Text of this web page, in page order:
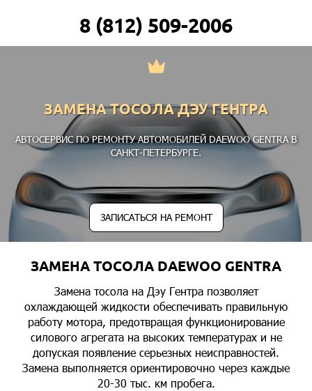
8 (812) 509-2006
ЗАМЕНА ТОСОЛА ДЭУ ГЕНТРА
АВТОСЕРВИС ПО РЕМОНТУ АВТОМОБИЛЕЙ DAEWOO GENTRA В
САНКТ-ПЕТЕРБУРГЕ.
ЗАПИСАТЬСЯ НА РЕМОНТ
ЗАМЕНА ТОСОЛА DAEWOO GENTRA
Замена тосола на Дэу Гентра позволяет
охлаждающей жидкости обеспечивать правильную
работу мотора, предотвращая функционирование
силового агрегата на высоких температурах и не
допуская появление серьезных неисправностей.
Замена выполняется ориентировочно через каждые
20-30 тыс. км пробега.